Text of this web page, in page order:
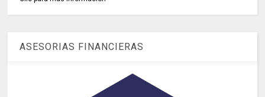
ASESORIAS FINANCIERAS